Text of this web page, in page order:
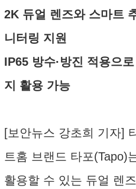
2K 듀얼 렌즈와 스마트
니터링 지원
IP65 방수·방진 적용으
지 활용 가능
[보안뉴스 강초희 기자]
트홈 브랜드 타포(Tapo)
활용할 수 있는 듀얼 렌